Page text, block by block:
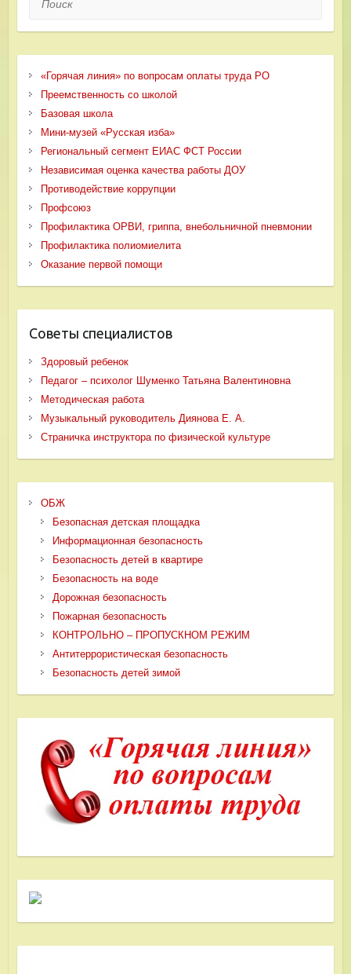
«Горячая линия» по вопросам оплаты труда РО
Преемственность со школой
Базовая школа
Мини-музей «Русская изба»
Региональный сегмент ЕИАС ФСТ России
Независимая оценка качества работы ДОУ
Противодействие коррупции
Профсоюз
Профилактика ОРВИ, гриппа, внебольничной пневмонии
Профилактика полиомиелита
Оказание первой помощи
Советы специалистов
Здоровый ребенок
Педагог – психолог Шуменко Татьяна Валентиновна
Методическая работа
Музыкальный руководитель Диянова Е. А.
Страничка инструктора по физической культуре
ОБЖ
Безопасная детская площадка
Информационная безопасность
Безопасность детей в квартире
Безопасность на воде
Дорожная безопасность
Пожарная безопасность
КОНТРОЛЬНО – ПРОПУСКНОМ РЕЖИМ
Антитеррористическая безопасность
Безопасность детей зимой